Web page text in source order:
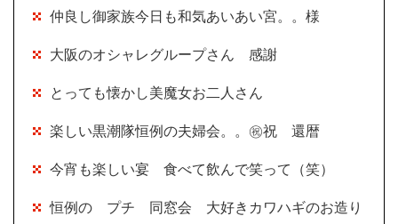
仲良し御家族今日も和気あいあい宮。。様
大阪のオシャレグループさん 感謝
とっても懐かし美魔女お二人さん
楽しい黒潮隊恒例の夫婦会。。㊗祝 還暦
今宵も楽しい宴 食べて飲んで笑って（笑）
恒例の プチ 同窓会 大好きカワハギのお造り